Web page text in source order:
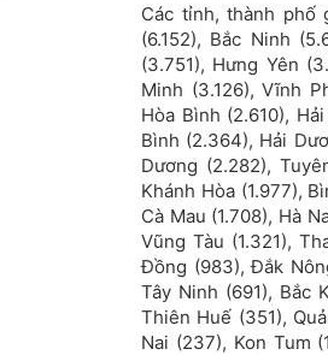
Các tỉnh, thành phố
(6.152), Bắc Ninh
(3.751), Hưng Yên
Minh (3.126), Vĩnh
Hòa Bình (2.610),
Bình (2.364), Hải
Dương (2.282),
Khánh Hòa (1.977),
Cà Mau (1.708), Hà
Vũng Tàu (1.321),
Đồng (983), Đắk
Tây Ninh (691), Bắc
Thiên Huế (351),
Nai (237), Kon Tum